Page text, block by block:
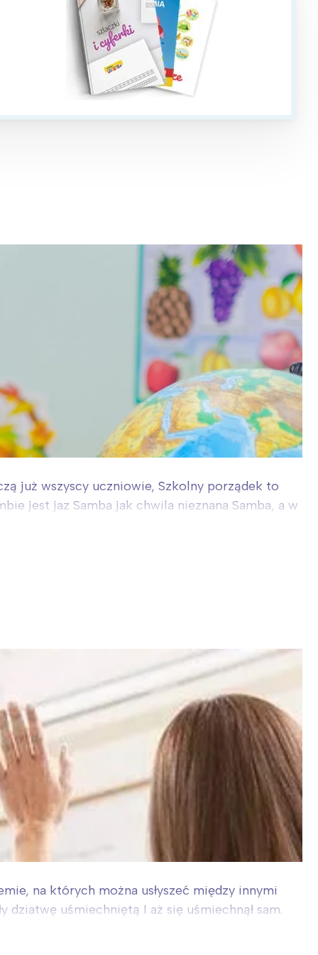
już wszyscy uczniowie, Szkolny porządek to
jest jaz Samba jak chwila nieznana Samba, a w
na których można usłyszeć między innymi
uśmiechniętą I aż się uśmiechnął sam.